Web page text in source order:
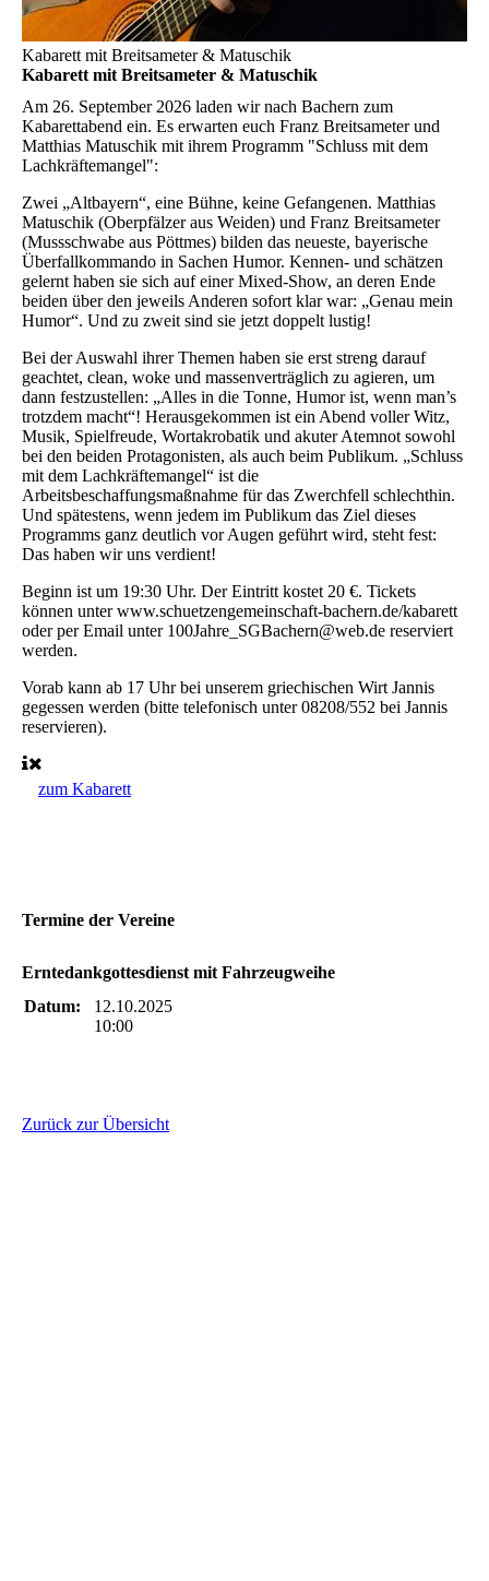
Kabarett mit Breitsameter & Matuschik
Kabarett mit Breitsameter & Matuschik
Am 26. September 2026 laden wir nach Bachern zum
Kabarettabend ein. Es erwarten euch Franz Breitsameter und
Matthias Matuschik mit ihrem Programm "Schluss mit dem
Lachkräftemangel":
Zwei „Altbayern“, eine Bühne, keine Gefangenen. Matthias
Matuschik (Oberpfälzer aus Weiden) und Franz Breitsameter
(Mussschwabe aus Pöttmes) bilden das neueste, bayerische
Überfallkommando in Sachen Humor. Kennen- und schätzen
gelernt haben sie sich auf einer Mixed-Show, an deren Ende
beiden über den jeweils Anderen sofort klar war: „Genau mein
Humor“. Und zu zweit sind sie jetzt doppelt lustig!
Bei der Auswahl ihrer Themen haben sie erst streng darauf
geachtet, clean, woke und massenverträglich zu agieren, um
dann festzustellen: „Alles in die Tonne, Humor ist, wenn man’s
trotzdem macht“! Herausgekommen ist ein Abend voller Witz,
Musik, Spielfreude, Wortakrobatik und akuter Atemnot sowohl
bei den beiden Protagonisten, als auch beim Publikum. „Schluss
mit dem Lachkräftemangel“ ist die
Arbeitsbeschaffungsmaßnahme für das Zwerchfell schlechthin.
Und spätestens, wenn jedem im Publikum das Ziel dieses
Programms ganz deutlich vor Augen geführt wird, steht fest:
Das haben wir uns verdient!
Beginn ist um 19:30 Uhr. Der Eintritt kostet 20 €. Tickets
können unter www.schuetzengemeinschaft-bachern.de/kabarett
oder per Email unter 100Jahre_SGBachern@web.de reserviert
werden.
Vorab kann ab 17 Uhr bei unserem griechischen Wirt Jannis
gegessen werden (bitte telefonisch unter 08208/552 bei Jannis
reservieren).
zum Kabarett
Termine der Vereine
Erntedankgottesdienst mit Fahrzeugweihe
Datum:
12.10.2025
10:00
Zurück zur Übersicht